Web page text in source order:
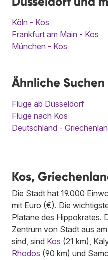
Köln - Kos
Frankfurt am Main - Kos
München - Kos
Ähnliche Suchen
Flüge ab Düsseldorf
Flüge nach Kos
Deutschland -
Kos,
Die Stadt hat 19.000
mit Euro (€). Die
Platane des Hippokrates.
Zentrum von Stadt aus
sind, sind Kos (21 km),
Rhodos (90 km) und